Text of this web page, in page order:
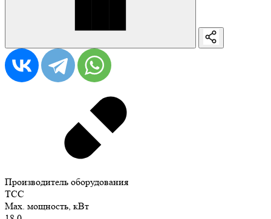
Производитель оборудования
ТСС
Max. мощность, кВт